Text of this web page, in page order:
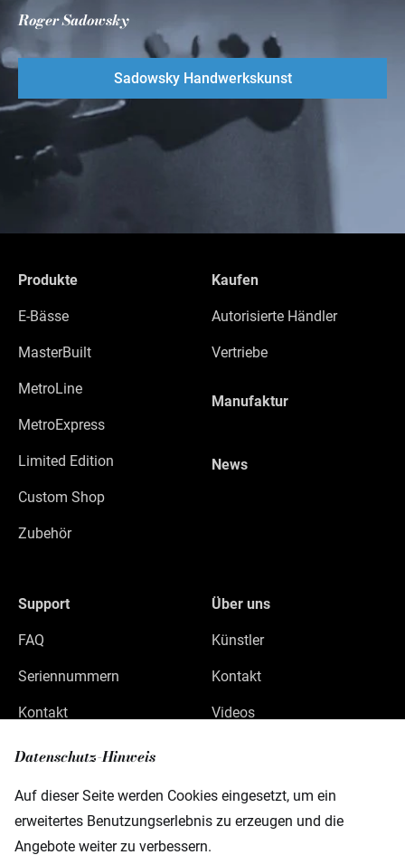
Datenschutz-Hinweis
Auf dieser Seite werden Cookies eingesetzt, um ein
erweitertes Benutzungserlebnis zu erzeugen und die
Angebote weiter zu verbessern.
Roger Sadowsky
Sadowsky Handwerkskunst
Produkte
E-Bässe
MasterBuilt
MetroLine
MetroExpress
Limited Edition
Custom Shop
Zubehör
Kaufen
Autorisierte Händler
Vertriebe
Manufaktur
News
Support
FAQ
Seriennummern
Kontakt
Über uns
Künstler
Kontakt
Videos